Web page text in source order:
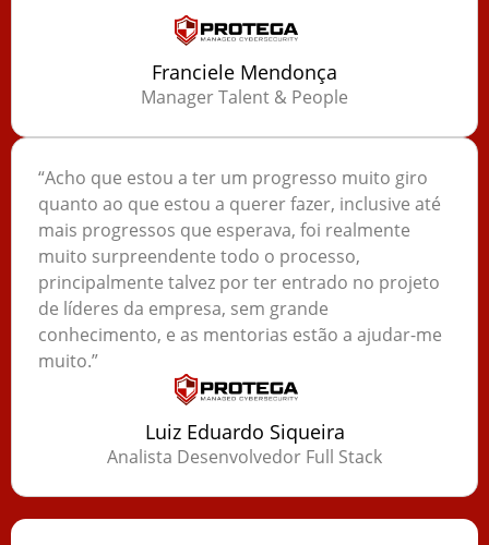
Franciele Mendonça
Manager Talent & People
“Acho que estou a ter um progresso muito giro
quanto ao que estou a querer fazer, inclusive até
mais progressos que esperava, foi realmente
muito surpreendente todo o processo,
principalmente talvez por ter entrado no projeto
de líderes da empresa, sem grande
conhecimento, e as mentorias estão a ajudar-me
muito.”
Luiz Eduardo Siqueira
Analista Desenvolvedor Full Stack